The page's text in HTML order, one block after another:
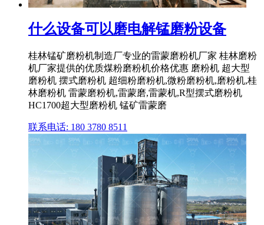
什么设备可以磨电解锰磨粉设备
桂林锰矿磨粉机制造厂专业的雷蒙磨粉机厂家 桂林磨粉
机厂家提供的优质煤粉磨粉机价格优惠 磨粉机 超大型
磨粉机 摆式磨粉机 超细粉磨粉机,微粉磨粉机,磨粉机,桂
林磨粉机 雷蒙磨粉机,雷蒙磨,雷蒙机,R型摆式磨粉机
HC1700超大型磨粉机 锰矿雷蒙磨
联系电话: 180 3780 8511